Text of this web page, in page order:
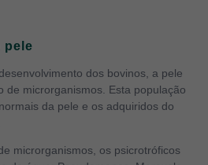
pele
dos bovinos, a pele
de microrganismos. Esta população
da pele e os adquiridos do
microrganismos, os psicrotróficos